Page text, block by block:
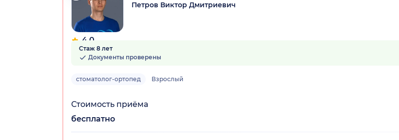
4.0
4 отзыва
Петров Виктор Дмитриевич
Стаж 8 лет
Документы проверены
стоматолог-ортопед Взрослый
Стоимость приёма
бесплатно